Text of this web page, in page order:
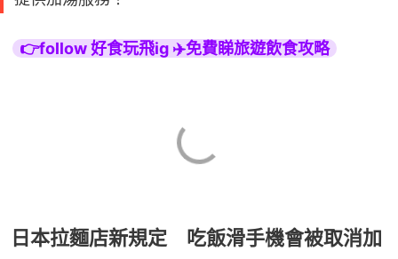
👉follow 好食玩飛ig ✈️免費睇旅遊飲食攻略
日本拉麵店新規定 吃飯滑手機會被取消加